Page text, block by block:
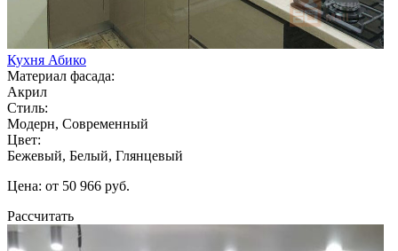
Кухня Абико
Материал фасада:
Акрил
Стиль:
Модерн, Современный
Цвет:
Бежевый, Белый, Глянцевый
Цена: от 50 966 руб.
Рассчитать